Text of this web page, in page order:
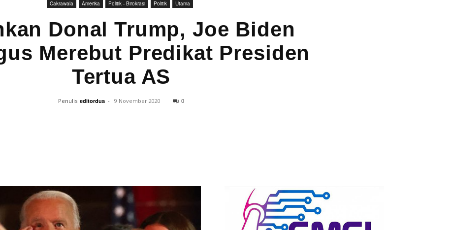
Cakrawala Amerika Politik - Birokrasi Politik Utama
Donal Trump, Joe Biden
Merebut Predikat Presiden
Tertua AS
Penulis editordua - 9 November 2020 0